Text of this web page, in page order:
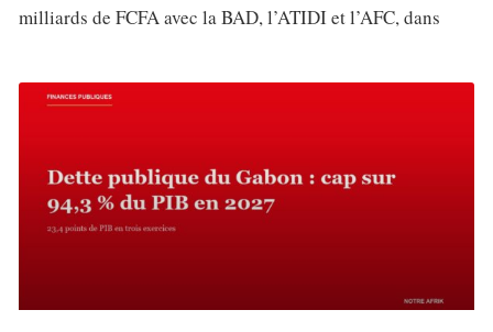
milliards de FCFA avec la BAD, l’ATIDI et l’AFC, dans